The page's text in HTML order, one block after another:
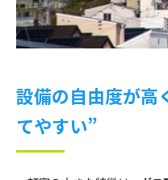
設備の自由度が高
てやすい”